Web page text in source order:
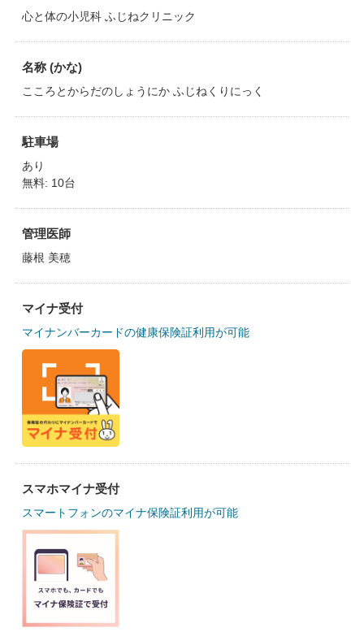
心と体の小児科 ふじねクリニック
名称 (かな)
こころとからだのしょうにか ふじねくりにっく
駐車場
あり
無料: 10台
管理医師
藤根 美穂
マイナ受付
マイナンバーカードの健康保険証利用が可能
スマホマイナ受付
スマートフォンのマイナ保険証利用が可能